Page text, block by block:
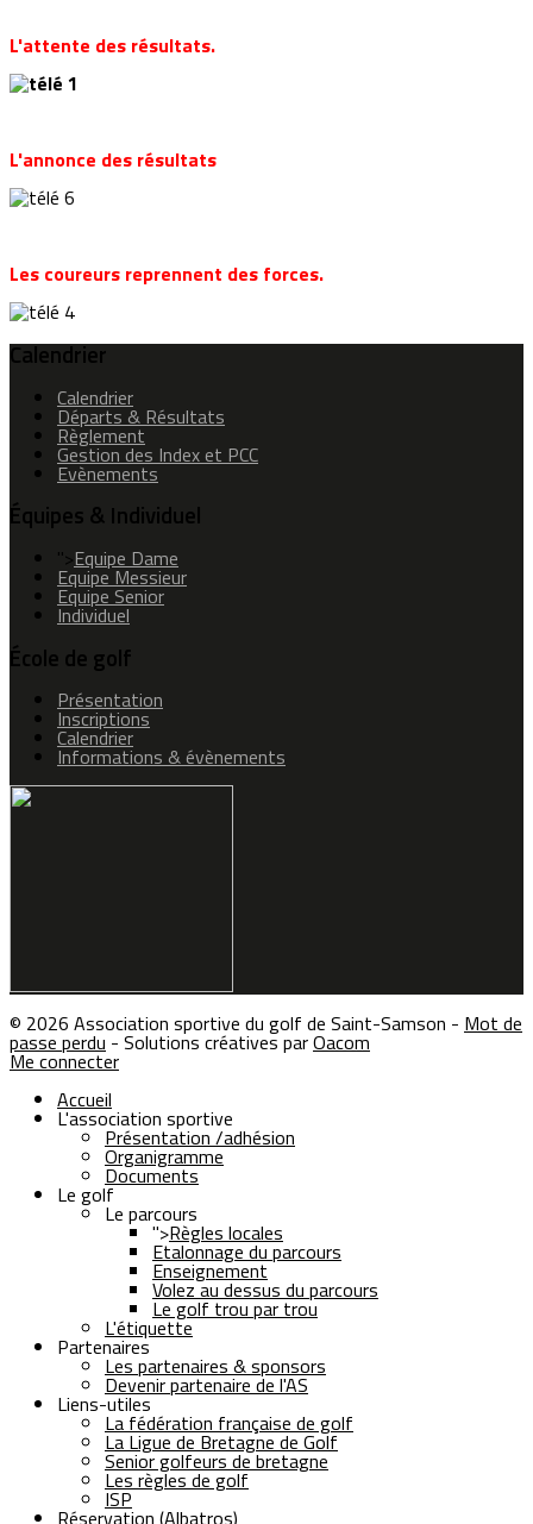
L'attente des résultats.
L'annonce des résultats
Les coureurs reprennent des forces.
Calendrier
Calendrier
Départs & Résultats
Règlement
Gestion des Index et PCC
Evènements
Équipes & Individuel
">Equipe Dame
Equipe Messieur
Equipe Senior
Individuel
École de golf
Présentation
Inscriptions
Calendrier
Informations & évènements
© 2026 Association sportive du golf de Saint-Samson - Mot de
passe perdu - Solutions créatives parOacom
Me connecter
Accueil
L'association sportive
Présentation /adhésion
Organigramme
Documents
Le golf
Le parcours
">Règles locales
Etalonnage du parcours
Enseignement
Volez au dessus du parcours
Le golf trou par trou
L'étiquette
Partenaires
Les partenaires & sponsors
Devenir partenaire de l'AS
Liens-utiles
La fédération française de golf
La Ligue de Bretagne de Golf
Senior golfeurs de bretagne
Les règles de golf
ISP